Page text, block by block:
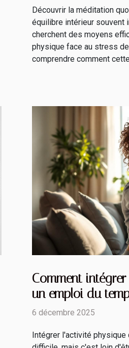
Découvrir la méditation
équilibre intérieur souvent
cherchent des moyens
physique face au stress
comprendre comment
Comment
un emploi du
6 décembre 2025
Intégrer l'activité physique